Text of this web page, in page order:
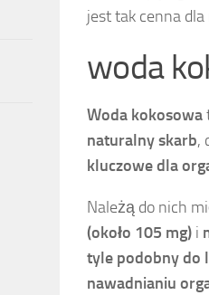
jest tak cenna
woda
Woda kokosowa
naturalny skarb,
kluczowe dla
Należą do nich
(około 105 mg) i
tyle podobny do
nawadnianiu